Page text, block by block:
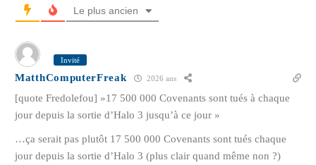
Le plus ancien
Invité
MatthComputerFreak 2026 ans
[quote Fredolefou] »17 500 000 Covenants sont tués à chaque
jour depuis la sortie d’Halo 3 jusqu’à ce jour »
…ça serait pas plutôt 17 500 000 Covenants sont tués chaque
jour depuis la sortie d’Halo 3 (plus clair quand même non ?)